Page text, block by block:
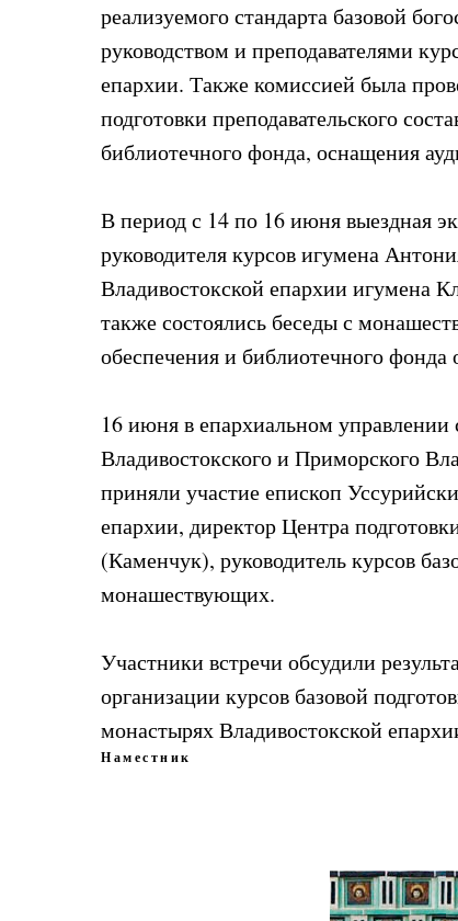
реализуемого стандарта базовой
руководством и преподавателями
епархии. Также комиссией была
подготовки преподавательского
библиотечного фонда, оснащения
В период с 14 по 16 июня выездная
руководителя курсов игумена
Владивостокской епархии игумена
также состоялись беседы с
обеспечения и библиотечного фонда
16 июня в епархиальном управлении
Владивостокского и Приморского
приняли участие епископ
епархии, директор Центра
(Каменчук), руководитель курсов
монашествующих.
Участники встречи обсудили
организации курсов базовой
монастырях Владивостокской
Наместник